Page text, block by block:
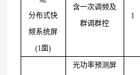
分布式快
频系统屏
(1面)
含一次调频及
群调群控
1
光功率预测屏